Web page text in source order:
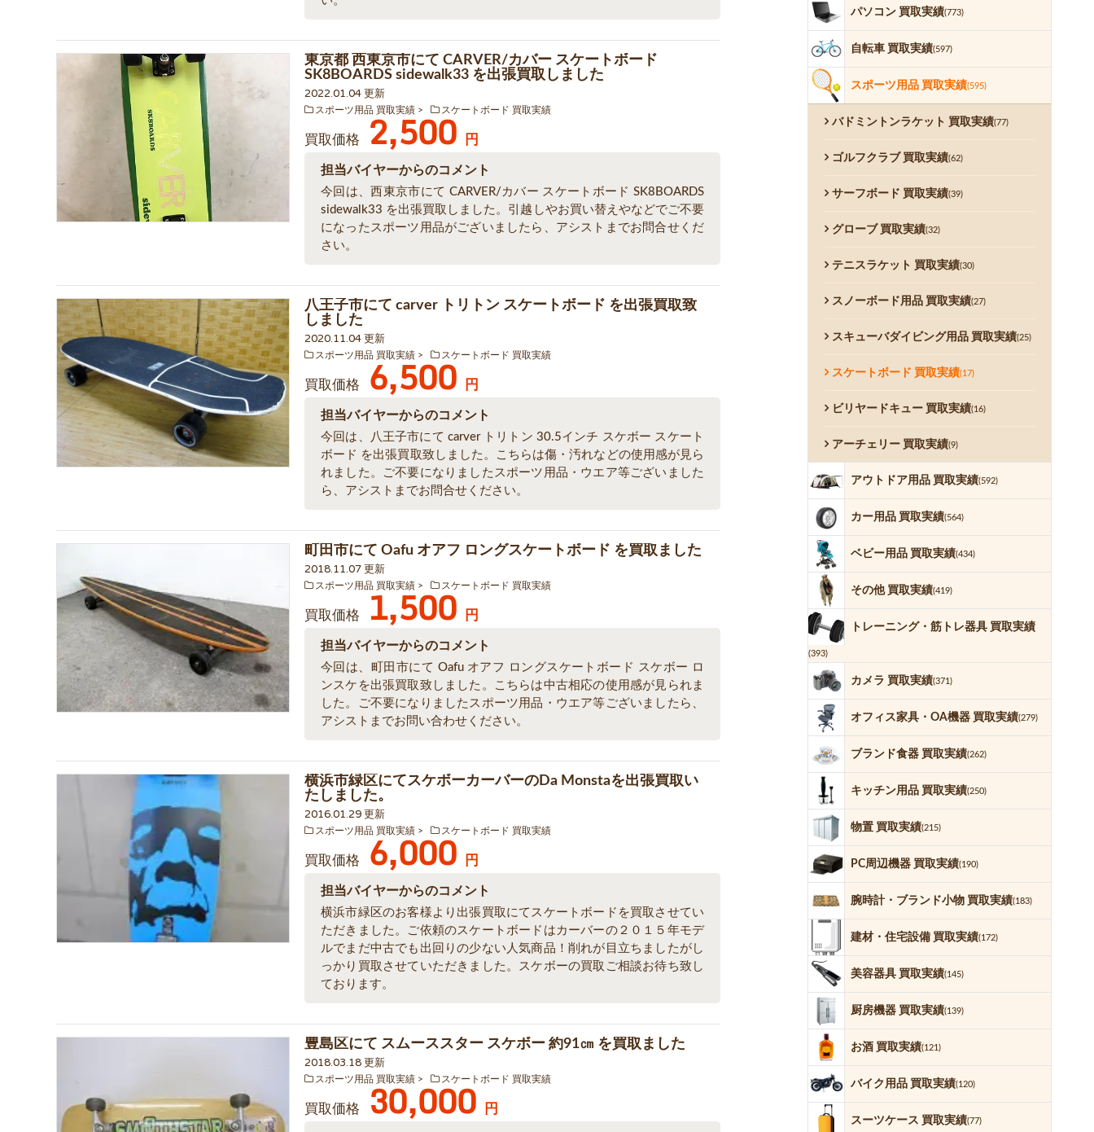
東京都 西東京市にて CARVER/カバー スケートボード
SK8BOARDS sidewalk33 を出張買取しました
2022.01.04 更新
スポーツ用品 買取実績 スケートボード 買取実績
買取価格 2,500 円
担当バイヤーからのコメント
今回は、西東京市にて CARVER/カバー スケートボード SK8BOARDS
sidewalk33 を出張買取しました。引越しやお買い替えやなどでご不要
になったスポーツ用品がございましたら、アシストまでお問合せくだ
さい。
八王子市にて carver トリトン スケートボード を出張買取致
しました
2020.11.04 更新
スポーツ用品 買取実績 スケートボード 買取実績
買取価格 6,500 円
担当バイヤーからのコメント
今回は、八王子市にて carver トリトン 30.5インチ スケボー スケート
ボード を出張買取致しました。こちらは傷・汚れなどの使用感が見ら
れました。ご不要になりましたスポーツ用品・ウエア等ございました
ら、アシストまでお問合せください。
町田市にて Oafu オアフ ロングスケートボード を買取ました
2018.11.07 更新
スポーツ用品 買取実績 スケートボード 買取実績
買取価格 1,500 円
担当バイヤーからのコメント
今回は、町田市にて Oafu オアフ ロングスケートボード スケボー ロ
ンスケを出張買取致しました。こちらは中古相応の使用感が見られま
した。ご不要になりましたスポーツ用品・ウエア等ございましたら、
アシストまでお問い合わせください。
横浜市緑区にてスケボーカーバーのDa Monstaを出張買取い
たしました。
2016.01.29 更新
スポーツ用品 買取実績 スケートボード 買取実績
買取価格 6,000 円
担当バイヤーからのコメント
横浜市緑区のお客様より出張買取にてスケートボードを買取させてい
ただきました。ご依頼のスケートボードはカーバーの２０１５年モデ
ルでまだ中古でも出回りの少ない人気商品！削れが目立ちましたがし
っかり買取させていただきました。スケボーの買取ご相談お待ち致し
ております。
豊島区にて スムーススター スケボー 約91㎝ を買取ました
2018.03.18 更新
スポーツ用品 買取実績 スケートボード 買取実績
買取価格 30,000 円
パソコン 買取実績(773)
自転車 買取実績(597)
スポーツ用品 買取実績(595)
バドミントンラケット 買取実績(77)
ゴルフクラブ 買取実績(62)
サーフボード 買取実績(39)
グローブ 買取実績(32)
テニスラケット 買取実績(30)
スノーボード用品 買取実績(27)
スキューバダイビング用品 買取実績(25)
スケートボード 買取実績(17)
ビリヤードキュー 買取実績(16)
アーチェリー 買取実績(9)
アウトドア用品 買取実績(592)
カー用品 買取実績(564)
ベビー用品 買取実績(434)
その他 買取実績(419)
トレーニング・筋トレ器具 買取実績
(393)
カメラ 買取実績(371)
オフィス家具・OA機器 買取実績(279)
ブランド食器 買取実績(262)
キッチン用品 買取実績(250)
物置 買取実績(215)
PC周辺機器 買取実績(190)
腕時計・ブランド小物 買取実績(183)
建材・住宅設備 買取実績(172)
美容器具 買取実績(145)
厨房機器 買取実績(139)
お酒 買取実績(121)
バイク用品 買取実績(120)
スーツケース 買取実績(77)